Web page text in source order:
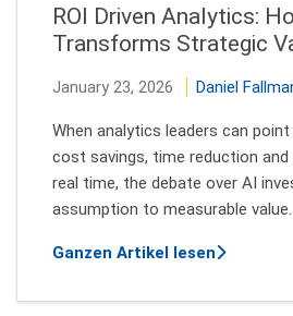
ROI Driven Analytics:
Transforms Strategic
January 23, 2026 Daniel
When analytics leaders can
cost savings, time reduction and
real time, the debate over AI
assumption to measurable value.
Ganzen Artikel lesenüber